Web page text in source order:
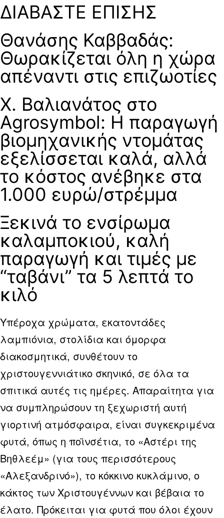
ΔΙΑΒΑΣΤΕ ΕΠΙΣΗΣ
Θανάσης Καββαδάς:
Θωρακίζεται όλη η χώρα
απέναντι στις επιζωοτίες
Χ. Βαλιανάτος στο
Agrosymbol: Η παραγωγή
βιομηχανικής ντομάτας
εξελίσσεται καλά, αλλά
το κόστος ανέβηκε στα
1.000 ευρώ/στρέμμα
Ξεκινά το ενσίρωμα
καλαμποκιού, καλή
παραγωγή και τιμές με
“ταβάνι” τα 5 λεπτά το
κιλό
Υπέροχα χρώματα, εκατοντάδες
λαμπιόνια, στολίδια και όμορφα
διακοσμητικά, συνθέτουν το
χριστουγεννιάτικο σκηνικό, σε όλα τα
σπιτικά αυτές τις ημέρες. Απαραίτητα για
να συμπληρώσουν τη ξεχωριστή αυτή
γιορτινή ατμόσφαιρα, είναι συγκεκριμένα
φυτά, όπως η ποϊνσέτια, το «Αστέρι της
Βηθλεέμ» (για τους περισσότερους
«Αλεξανδρινό»), το κόκκινο κυκλάμινο, ο
κάκτος των Χριστουγέννων και βέβαια το
έλατο. Πρόκειται για φυτά που όλοι έχουν